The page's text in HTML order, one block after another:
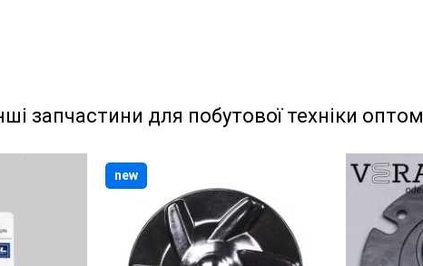
запчастини для побутової техніки оптом
new